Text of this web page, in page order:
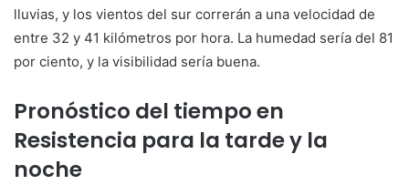
lluvias, y los vientos del sur correrán a una velocidad de
entre 32 y 41 kilómetros por hora. La humedad sería del 81
por ciento, y la visibilidad sería buena.
Pronóstico del tiempo en
Resistencia para la tarde y la
noche